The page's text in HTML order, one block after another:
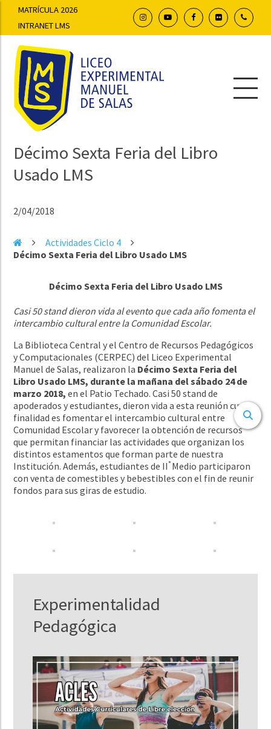
MATRÍCULA 2026
INTRANET LMS
Décimo Sexta Feria del Libro
Usado LMS
2/04/2018
Actividades Ciclo 4
Décimo Sexta Feria del Libro Usado LMS
Décimo Sexta Feria del Libro Usado LMS
Casi 50 stand dieron vida al evento que cada año fomenta el
intercambio cultural entre la Comunidad Escolar.
La Biblioteca Central y el Centro de Recursos Pedagógicos
y Computacionales (CERPEC) del Liceo Experimental
Manuel de Salas, realizaron la Décimo Sexta Feria del
Libro Usado LMS, durante la mañana del sábado 24 de
marzo 2018, en el Patio Techado. Casi 50 stand de
apoderados y estudiantes, dieron vida a esta reunión cuya
finalidad es fomentar el intercambio cultural entre
Comunidad Escolar y favorecer la obtención de recursos
que permitan financiar las actividades que organizan los
distintos estamentos que forman parte de nuestra
Institución. Además, estudiantes de II ° Medio participaron
con venta de comestibles y bebestibles con el fin de reunir
fondos para sus giras de estudio.
Experimentalidad
Pedagógica